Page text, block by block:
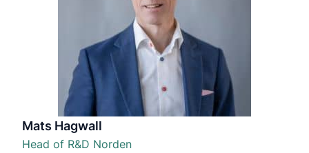
Mats Hagwall
Head of R&D Norden